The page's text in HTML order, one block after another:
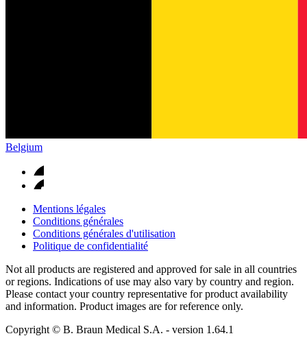
Belgium
Mentions légales
Conditions générales
Conditions générales d'utilisation
Politique de confidentialité
Not all products are registered and approved for sale in all countries
or regions. Indications of use may also vary by country and region.
Please contact your country representative for product availability
and information. Product images are for reference only.
Copyright © B. Braun Medical S.A. - version 1.64.1